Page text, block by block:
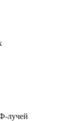
лучей